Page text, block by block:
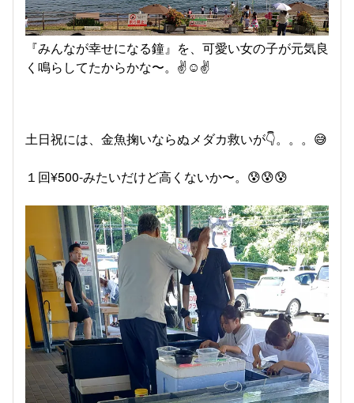
『みんなが幸せになる鐘』を、可愛い女の子が元気良
く鳴らしてたからかな〜。✌️☺️✌️
土日祝には、金魚掬いならぬメダカ救いが👇。。。😅
１回¥500-みたいだけど高くないか〜。😰😰😰